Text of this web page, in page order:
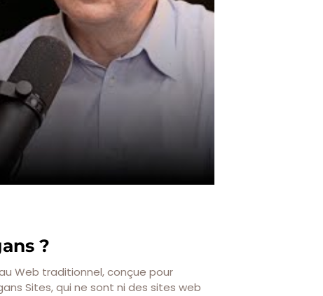
?
Web traditionnel, conçue pour
Sites, qui ne sont ni des sites web